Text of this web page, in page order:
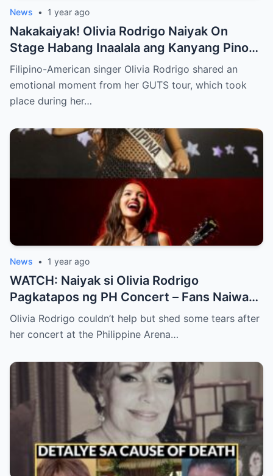
News • 1 year ago
Nakakaiyak! Olivia Rodrigo Naiyak On
Stage Habang Inaalala ang Kanyang Pinoy
Roots!
Filipino-American singer Olivia Rodrigo shared an
emotional moment from her GUTS tour, which took
place during her…
News • 1 year ago
WATCH: Naiyak si Olivia Rodrigo
Pagkatapos ng PH Concert – Fans Naiwan
sa Sh0ck ng Emosyonal na Video!
Olivia Rodrigo couldn’t help but shed some tears after
her concert at the Philippine Arena…